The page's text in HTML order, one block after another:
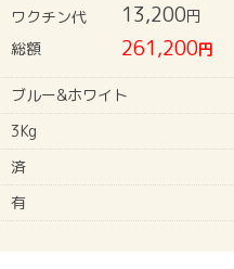
ワクチン代
13,200円
総額
261,200円
ブルー&ホワイト
3Kg
済
有